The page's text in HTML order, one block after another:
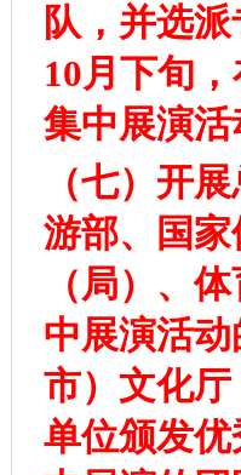
队，并选
10月下旬
集中展演活
（七）开
游部、国
（局）、
中展演活
市）文化
单位颁发